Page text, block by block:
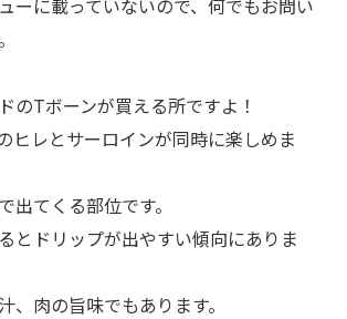
ーに載っていないので、何でもお問い
のTボーンが買える所ですよ！
ヒレとサーロインが同時に楽しめま
出てくる部位です。
とドリップが出やすい傾向にありま
、肉の旨味でもあります。